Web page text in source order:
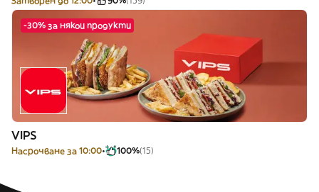
-30% за някои продукти
VIPS
Насрочване за 10:00 100%(15)